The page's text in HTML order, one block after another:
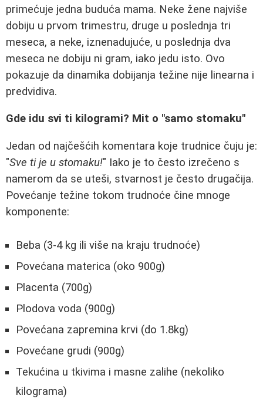
primećuje jedna buduća mama. Neke žene najviše
dobiju u prvom trimestru, druge u poslednja tri
meseca, a neke, iznenadujuće, u poslednja dva
meseca ne dobiju ni gram, iako jedu isto. Ovo
pokazuje da dinamika dobijanja težine nije linearna i
predvidiva.
Gde idu svi ti kilogrami? Mit o "samo stomaku"
Jedan od najčešćih komentara koje trudnice čuju je:
"Sve ti je u stomaku!" Iako je to često izrečeno s
namerom da se uteši, stvarnost je često drugačija.
Povećanje težine tokom trudnoće čine mnoge
komponente:
Beba (3-4 kg ili više na kraju trudnoće)
Povećana materica (oko 900g)
Placenta (700g)
Plodova voda (900g)
Povećana zapremina krvi (do 1.8kg)
Povećane grudi (900g)
Tekućina u tkivima i masne zalihe (nekoliko
kilograma)